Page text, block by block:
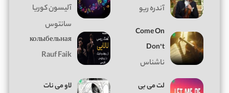
آندره ریو
آلیسون کوریا
سانتوس
Come On
Don’t
ناشناس
колыбельная
Rauf Faik
لت می بی لاو می نات